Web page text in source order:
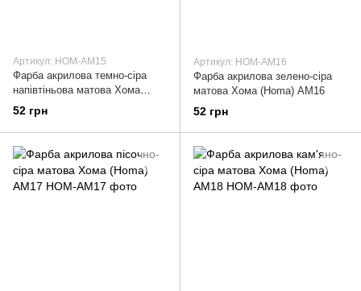
Артикул: HOM-AM15
Фарба акрилова темно-сіра
напівтіньова матова Хома
(Homa) АМ15
52 грн
Артикул: HOM-AM16
Фарба акрилова зелено-сіра
матова Хома (Homa) АМ16
52 грн